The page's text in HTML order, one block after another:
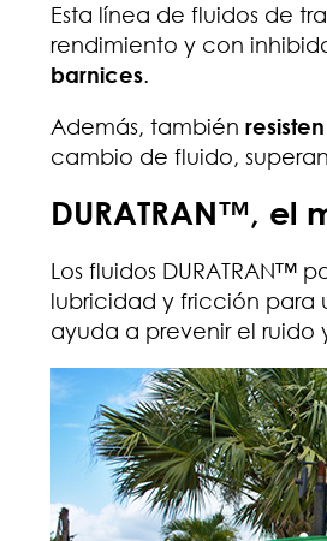
Esta línea de fluidos de
rendimiento y con
barnices.
Además, también
cambio de fluido,
DURATRAN™, el
Los fluidos DURATRAN™
lubricidad y fricción para
ayuda a prevenir el ruido